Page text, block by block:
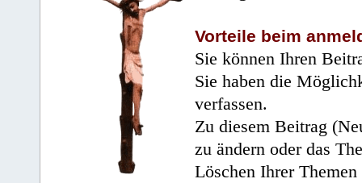
Vorteile beim
Sie können Ihren
Sie haben die
verfassen.
Zu diesem Beitrag
zu ändern oder das
Löschen Ihrer